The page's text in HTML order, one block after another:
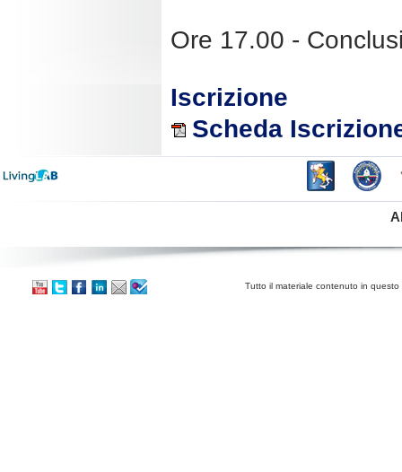
Ore 17.00 -
Iscrizione
Scheda
Tutto il materiale contenuto in